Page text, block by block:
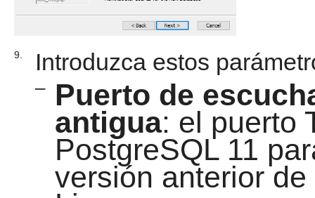
9. Introduzca estos
– Puerto de
antigua: el puerto
PostgreSQL 11
versión anterior